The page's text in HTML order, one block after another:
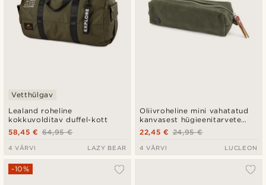
Lealand roheline
kokkuvolditav duffel-kott
Vetthülgav
64,95 €
58,45 €
4 VÄRVI LAZY BEAR
Oliivroheline mini vahatatud
kanvasest hügieenitarvete
kott
24,95 €
22,45 €
4 VÄRVI LUCLEON
-10%